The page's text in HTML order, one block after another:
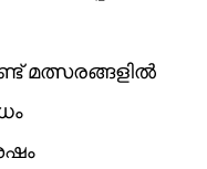
മത്സരങ്ങളില്‍